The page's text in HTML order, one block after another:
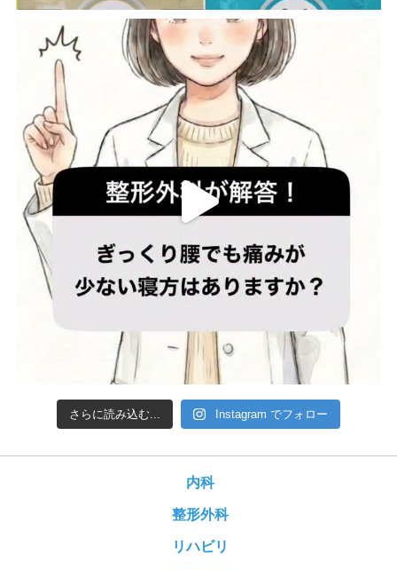
さらに読み込む... Instagram でフォロー
内科
整形外科
リハビリ